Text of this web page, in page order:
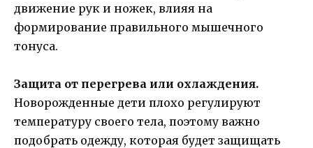
движение рук и ножек, влияя на
формирование правильного мышечного
тонуса.
Защита от перегрева или охлаждения.
Новорожденные дети плохо регулируют
температуру своего тела, поэтому важно
подобрать одежду, которая будет защищать